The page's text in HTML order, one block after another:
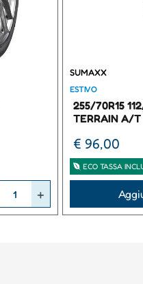
SUMAXX
ESTIVO
255/70R15
TERRAIN A/T
€ 96,00
ECO TASSA